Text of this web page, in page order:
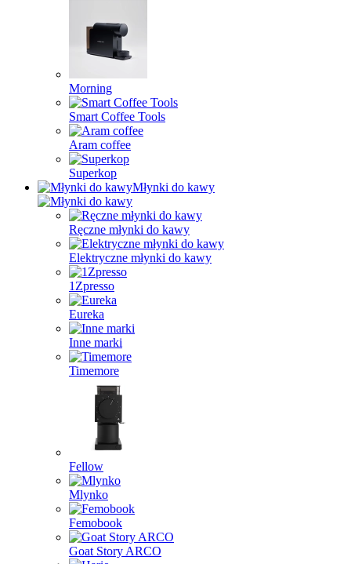
Morning
Smart Coffee Tools
Aram coffee
Superkop
Młynki do kawy
Ręczne młynki do kawy
Elektryczne młynki do kawy
1Zpresso
Eureka
Inne marki
Timemore
Fellow
Mlynko
Femobook
Goat Story ARCO